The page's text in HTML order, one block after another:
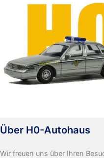
Über H0-Autohaus
Wir freuen uns über Ihren